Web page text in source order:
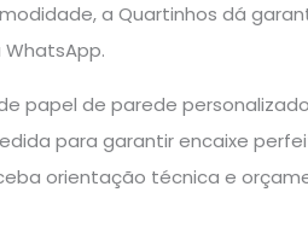
a Quartinhos dá
papel de parede
para garantir encaixe
orientação técnica e